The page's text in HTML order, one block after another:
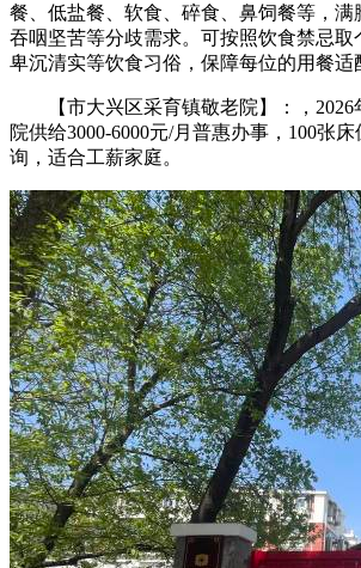
餐、低盐餐、软食、碎食、鼻饲餐等，满
吞咽坚苦等分歧需求。可按照饮食禁忌取
卑沉清实等饮食习俗，保障每位的用餐适
【市大兴区采育镇敬老院】：，2026
院供给3000-6000元/月普惠办事，100张
询，适合工薪家庭。